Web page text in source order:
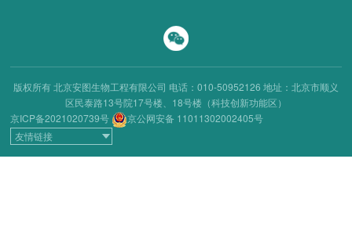
版权所有 北京安图生物工程有限公司 电话：010-50952126 地址：北京市顺义
区民泰路13号院17号楼、18号楼（科技创新功能区）
京ICP备2021020739号
京公网安备 11011302002405号